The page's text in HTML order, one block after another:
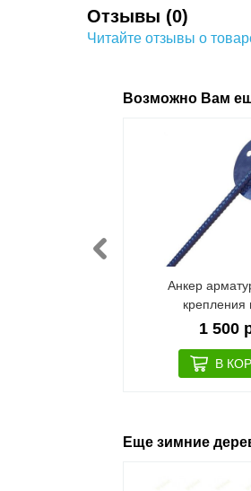
Отзывы (0)
Читайте отзывы о
Возможно Вам
Анкер
крепления
1 500
Еще зимние